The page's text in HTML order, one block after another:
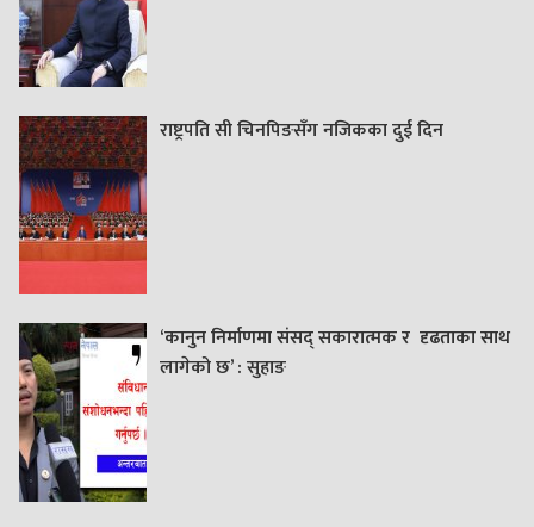
राष्ट्रपति सी चिनपिङसँग नजिकका दुई दिन
‘कानुन निर्माणमा संसद् सकारात्मक र दृढताका साथ
लागेको छ’ : सुहाङ